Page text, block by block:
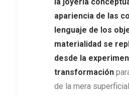
apariencia de las
lenguaje de los
materialidad se
desde la
transformación
de la mera